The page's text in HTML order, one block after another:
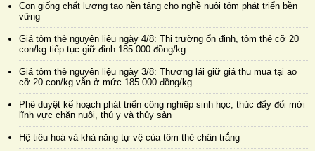
Con giống chất lượng tạo nền tảng cho nghề nuôi tôm phát triển bền
vững
Giá tôm thẻ nguyên liệu ngày 4/8: Thị trường ổn định, tôm thẻ cỡ 20
con/kg tiếp tục giữ đỉnh 185.000 đồng/kg
Giá tôm thẻ nguyên liệu ngày 3/8: Thương lái giữ giá thu mua tại ao
cỡ 20 con/kg vẫn ở mức 185.000 đồng/kg
Phê duyệt kế hoạch phát triển công nghiệp sinh học, thúc đẩy đổi mới
lĩnh vực chăn nuôi, thú y và thủy sản
Hệ tiêu hoá và khả năng tự vệ của tôm thẻ chân trắng